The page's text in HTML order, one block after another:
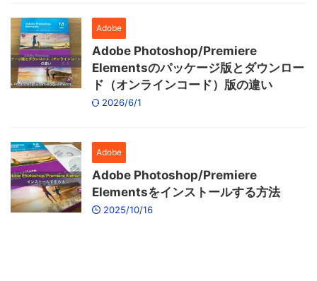
Adobe
Adobe Photoshop/Premiere
Elementsのパッケージ版とダウンロー
ド（オンラインコード）版の違い
2026/6/1
Adobe
Adobe Photoshop/Premiere
Elementsをインストールする方法
2025/10/16